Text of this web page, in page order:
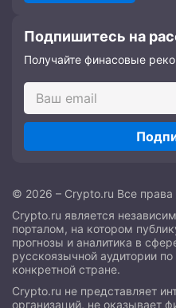
Подпишитесь на
Получайте финасовые
© 2026 – Crypto.ru Все
Crypto.ru является
порталом, на котором
прогнозы и аналитика в
русскоязычной аудитории
конкретной стране.
Crypto.ru не представляет
организаций, не оказывает